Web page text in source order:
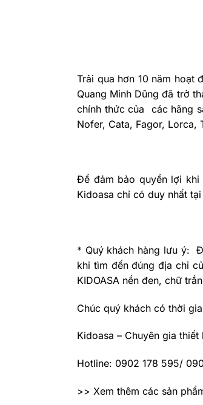
Trải qua hơn 10 năm hoạt
Quang Minh Dũng đã trở
chính thức của các hãng
Nofer, Cata, Fagor, Lorca,
Để đảm bảo quyền lợi khi
Kidoasa chỉ có duy nhất
* Quý khách hàng lưu ý:
khi tìm đến đúng địa chỉ
KIDOASA nền đen, chữ
Chúc quý khách có thời
Kidoasa – Chuyên gia
Hotline: 0902 178 595/
>> Xem thêm các sản